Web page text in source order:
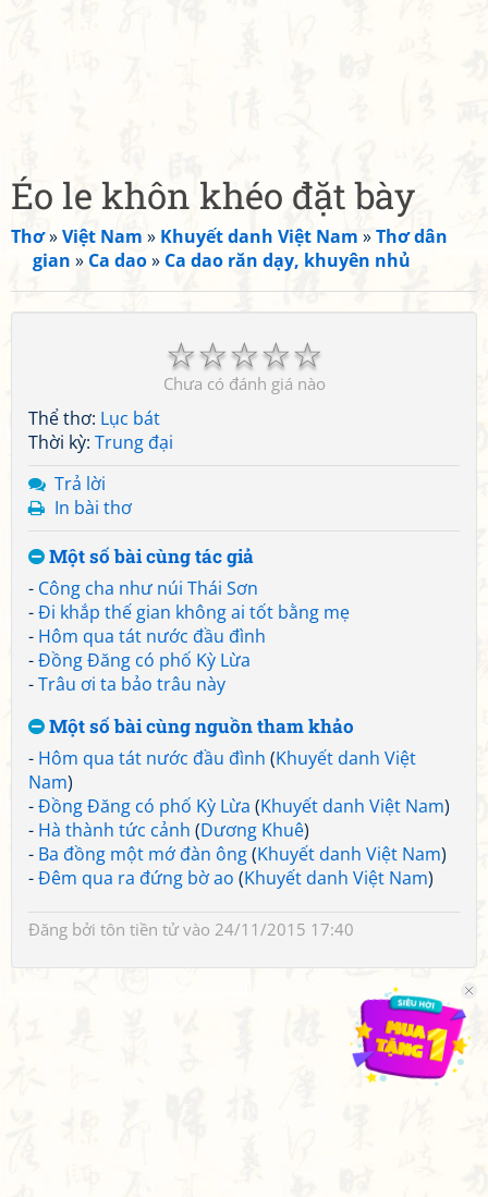
Éo le khôn khéo đặt bày
Thơ»Việt Nam » Khuyết danh Việt Nam »Thơ dân
gian » Ca dao» Ca dao răn dạy, khuyên nhủ
☆
☆
☆
☆
☆
Chưa có đánh giá nào
Thể thơ: Lục bát
Thời kỳ: Trung đại
Trả lời
In bài thơ
Một số bài cùng tác giả
- Công cha như núi Thái Sơn
-Đi khắp thế gian không ai tốt bằng mẹ
- Hôm qua tát nước đầu đình
-Đồng Đăng có phố Kỳ Lừa
-Trâu ơi ta bảo trâu này
Một số bài cùng nguồn tham khảo
- Hôm qua tát nước đầu đình (Khuyết danh Việt
Nam)
-Đồng Đăng có phố Kỳ Lừa (Khuyết danh Việt Nam)
- Hà thành tức cảnh (Dương Khuê)
- Ba đồng một mớ đàn ông(Khuyết danh Việt Nam)
-Đêm qua ra đứng bờ ao (Khuyết danh Việt Nam)
Đăng bởi tôn tiền tửvào 24/11/2015 17:40